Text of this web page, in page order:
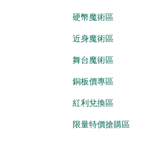
硬幣魔術區
近身魔術區
舞台魔術區
銅板價專區
紅利兌換區
限量特價搶購區